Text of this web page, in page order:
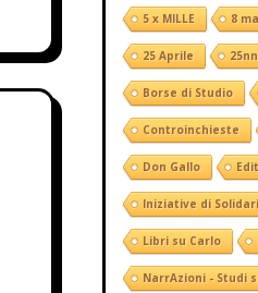
5 x MILLE 8
25 Aprile
Borse di Studio
Controinchieste
Don Gallo
Iniziative di
Libri su Carlo
NarrAzioni - Studi